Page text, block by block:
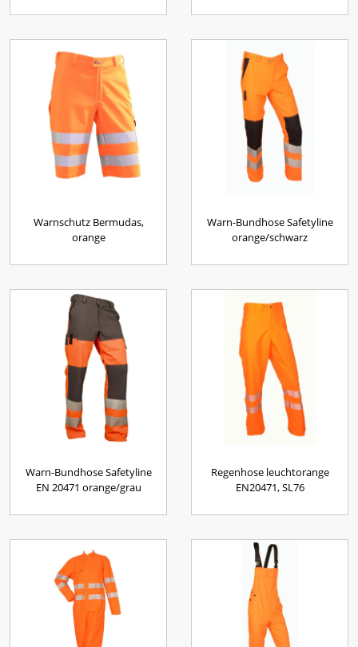
Warnschutz Bermudas,
orange
Warn-Bundhose Safetyline
orange/schwarz
Warn-Bundhose Safetyline
EN 20471 orange/grau
Regenhose leuchtorange
EN20471, SL76